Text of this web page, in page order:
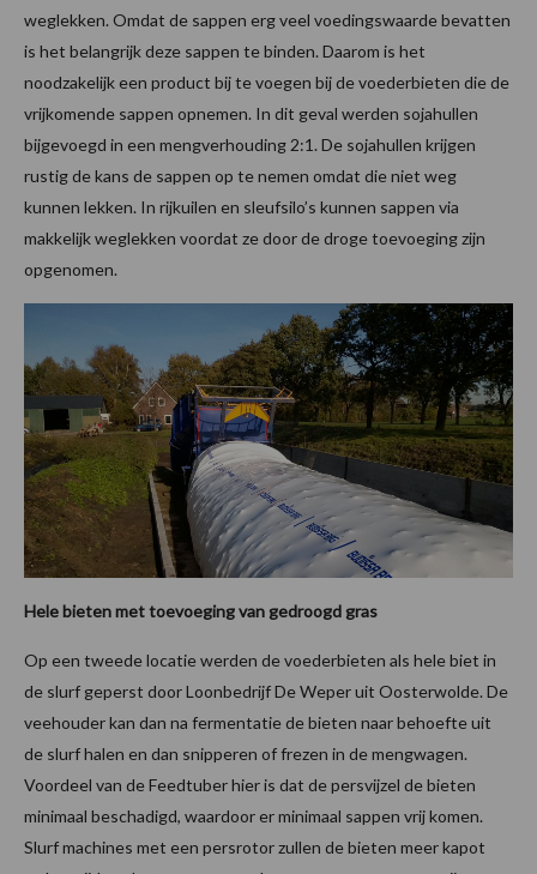
weglekken. Omdat de sappen erg veel voedingswaarde bevatten
is het belangrijk deze sappen te binden. Daarom is het
noodzakelijk een product bij te voegen bij de voederbieten die de
vrijkomende sappen opnemen. In dit geval werden sojahullen
bijgevoegd in een mengverhouding 2:1. De sojahullen krijgen
rustig de kans de sappen op te nemen omdat die niet weg
kunnen lekken. In rijkuilen en sleufsilo’s kunnen sappen via
makkelijk weglekken voordat ze door de droge toevoeging zijn
opgenomen.
Hele bieten met toevoeging van gedroogd gras
Op een tweede locatie werden de voederbieten als hele biet in
de slurf geperst door Loonbedrijf De Weper uit Oosterwolde. De
veehouder kan dan na fermentatie de bieten naar behoefte uit
de slurf halen en dan snipperen of frezen in de mengwagen.
Voordeel van de Feedtuber hier is dat de persvijzel de bieten
minimaal beschadigd, waardoor er minimaal sappen vrij komen.
Slurf machines met een persrotor zullen de bieten meer kapot